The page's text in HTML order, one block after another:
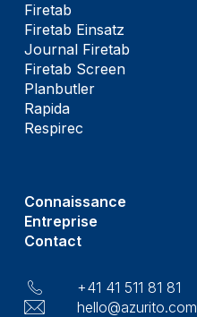
Firetab
Firetab Einsatz
Journal Firetab
Firetab Screen
Planbutler
Rapida
Respirec
Connaissance
Entreprise
Contact
+41 41 511 81 81
hello@azurito.com